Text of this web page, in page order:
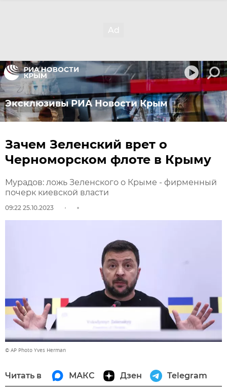
Эксклюзивы РИА Новости Крым
Зачем Зеленский врет о
Черноморском флоте в Крыму
Мурадов: ложь Зеленского о Крыме - фирменный
почерк киевской власти
09:22 25.10.2023
© AP Photo Yves Herman
Читать в МАКС Дзен Telegram